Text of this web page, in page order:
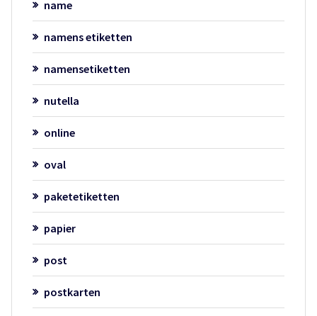
name
namens etiketten
namensetiketten
nutella
online
oval
paketetiketten
papier
post
postkarten